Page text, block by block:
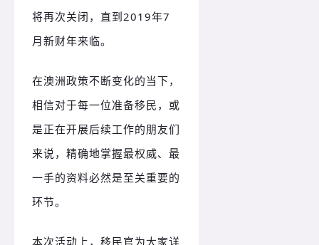
将再次关闭，直到2019年7
月新财年来临。
在澳洲政策不断变化的当下，
相信对于每一位准备移民，或
是正在开展后续工作的朋友们
来说，精确地掌握最权威、最
一手的资料必然是至关重要的
环节。
本次活动上，移民官为大家详